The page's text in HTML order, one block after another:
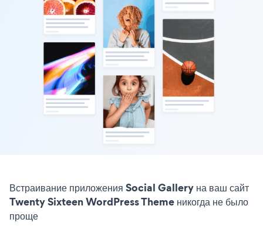
Встраивание приложения Social Gallery на ваш сайт
Twenty Sixteen WordPress Theme никогда не было
проще